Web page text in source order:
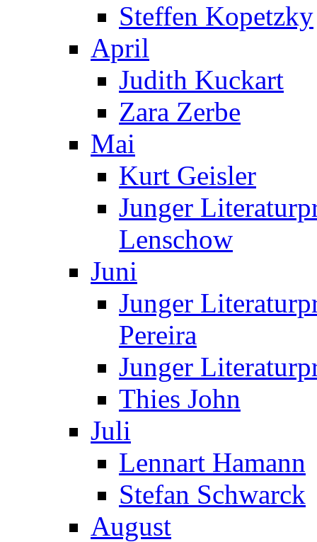
Steffen Kopetzky
April
Judith Kuckart
Zara Zerbe
Mai
Kurt Geisler
Junger
Lenschow
Juni
Junger
Pereira
Junger
Thies John
Juli
Lennart Hamann
Stefan Schwarck
August